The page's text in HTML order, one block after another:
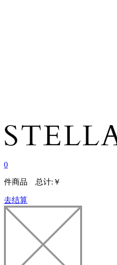
0
件商品 总计: ￥
去结算